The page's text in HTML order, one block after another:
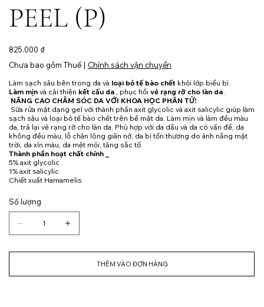
PEEL (P)
Giá
825.000 ₫
Chưa bao gồm Thuế | Chính sách vận chuyển
Làm sạch sâu bên trong da và loại bỏ tế bào chết khỏi lớp biểu bì.
Làm mịn và cải thiện kết cấu da , phục hồi vẻ rạng rỡ cho làn da
NÂNG CAO CHĂM SÓC DA VỚI KHOA HỌC PHÂN TỬ!
Sữa rửa mặt dạng gel với thành phần axit glycolic và axit salicylic giúp làm
sạch sâu và loại bỏ tế bào chết trên bề mặt da. Làm mịn và làm đều màu
da, trả lại vẻ rạng rỡ cho làn da. Phù hợp với da dầu và da có vấn đề, da
không đều màu, lỗ chân lông giãn nở, da bị tổn thương do ánh nắng mặt
trời, da xỉn màu, da mệt mỏi, tăng sắc tố.
Thành phần hoạt chất chính _
5% axit glycolic
1% axit salicylic
Chiết xuất Hamamelis
Số lượng
THÊM VÀO ĐƠN HÀNG